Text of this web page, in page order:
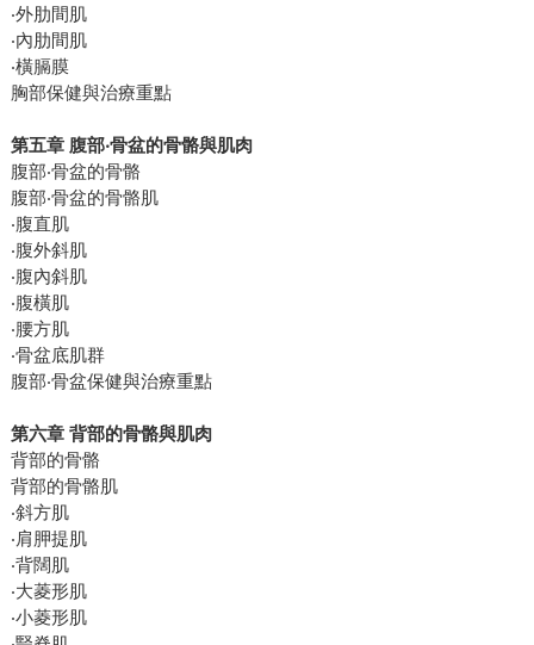
‧外肋間肌
‧內肋間肌
‧橫膈膜
胸部保健與治療重點
第五章 腹部‧骨盆的骨骼與肌肉
腹部‧骨盆的骨骼
腹部‧骨盆的骨骼肌
‧腹直肌
‧腹外斜肌
‧腹內斜肌
‧腹橫肌
‧腰方肌
‧骨盆底肌群
腹部‧骨盆保健與治療重點
第六章 背部的骨骼與肌肉
背部的骨骼
背部的骨骼肌
‧斜方肌
‧肩胛提肌
‧背闊肌
‧大菱形肌
‧小菱形肌